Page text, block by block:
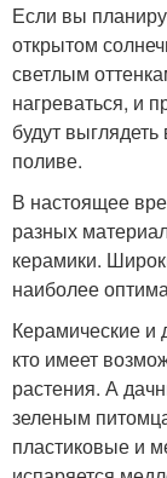
Если вы
открытом
светлым
нагреваться, и
будут
поливе.
В настоящее
разных
керамики.
наиболее
Керамические и
кто имеет
растения. А
зеленым
пластиковые и